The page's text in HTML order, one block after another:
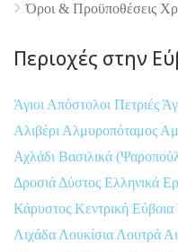
Όροι & Προϋποθέσεις
Περιοχές στην
Άγιοι Απόστολοι Πετριές
Αλιβέρι Αλμυροπόταμος
Αχλάδι Βασιλικά
Δροσιά Δύστος Ελληνικά
Κάρυστος Κεντρική Εύβοια
Λιχάδα Λουκίσια Λουτρά